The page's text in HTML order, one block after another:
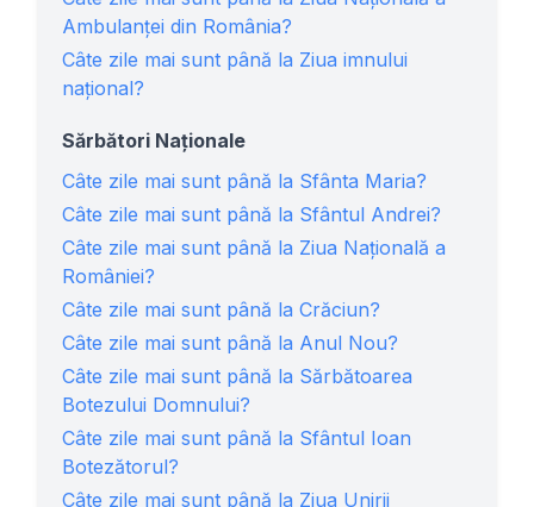
Ambulanţei din România?
Câte zile mai sunt până la Ziua imnului
național?
Sărbători Naționale
Câte zile mai sunt până la Sfânta Maria?
Câte zile mai sunt până la Sfântul Andrei?
Câte zile mai sunt până la Ziua Națională a
României?
Câte zile mai sunt până la Crăciun?
Câte zile mai sunt până la Anul Nou?
Câte zile mai sunt până la Sărbătoarea
Botezului Domnului?
Câte zile mai sunt până la Sfântul Ioan
Botezătorul?
Câte zile mai sunt până la Ziua Unirii